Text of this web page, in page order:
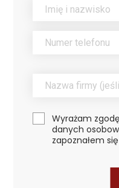
Wyrażam
danych
zapoznałem